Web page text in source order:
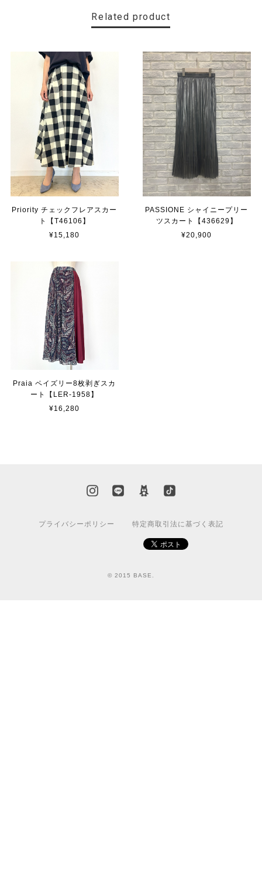
Related product
Priority チェックフレアスカー
ト【T46106】
¥15,180
PASSIONE シャイニープリー
ツスカート【436629】
¥20,900
Praia ペイズリー8枚剥ぎスカ
ート【LER-1958】
¥16,280
プライバシーポリシー 特定商取引法に基づく表記
© 2015 BASE.